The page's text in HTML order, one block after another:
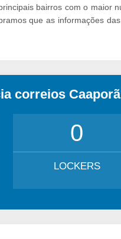
bairros com o maior
que as informações
correios
0
LOCKERS